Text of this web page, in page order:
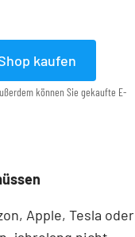
kaufen
können Sie gekaufte E-
Apple, Tesla oder